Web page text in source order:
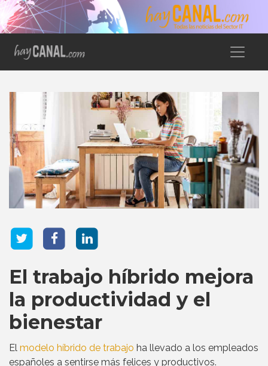
El trabajo híbrido mejora
la productividad y el
bienestar
El modelo híbrido de trabajo ha llevado a los empleados
españoles a sentirse más felices y productivos.